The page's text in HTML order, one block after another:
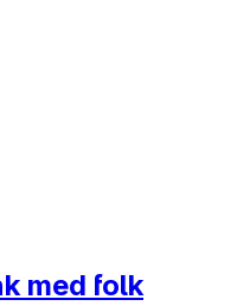
med folk